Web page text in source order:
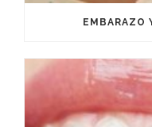
EMBARAZO